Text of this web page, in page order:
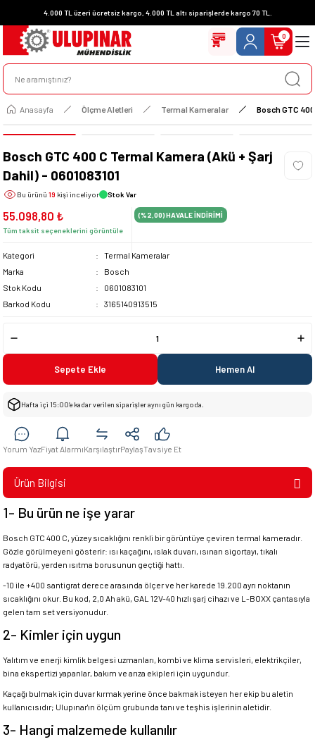
4.000 TL üzeri ücretsiz kargo, 4.000 TL altı siparişlerde kargo 70 TL.
0
Anasayfa Ölçme Aletleri Termal Kameralar Bosch GTC
Bosch GTC 400 C Termal Kamera (Akü + Şarj
Dahil) - 0601083101
Bu ürünü 19 kişi inceliyor Stok Var
55.098,80 ₺
Tüm taksit seçeneklerini görüntüle
(%2,00)HAVALE İNDİRİMİ
Kategori
Termal Kameralar
Marka
Bosch
Stok Kodu
0601083101
Barkod Kodu
3165140913515
Sepete Ekle Hemen Al
Hafta içi 15:00’e kadar verilen siparişler aynı gün kargoda.
Yorum YazFiyat AlarmıKarşılaştırPaylaşTavsiye Et
Ürün Bilgisi
1- Bu ürün ne işe yarar
Bosch GTC 400 C, yüzey sıcaklığını renkli bir görüntüye çeviren termal kameradır.
Gözle görülmeyeni gösterir: ısı kaçağını, ıslak duvarı, ısınan sigortayı, tıkalı
radyatörü, yerden ısıtma borusunun geçtiği hattı.
-10 ile +400 santigrat derece arasında ölçer ve her karede 19.200 ayrı noktanın
sıcaklığını okur. Bu kod, 2,0 Ah akü, GAL 12V-40 hızlı şarj cihazı ve L-BOXX çantasıyla
gelen tam set versiyonudur.
2- Kimler için uygun
Yalıtım ve enerji kimlik belgesi uzmanları, kombi ve klima servisleri, elektrikçiler,
bina ekspertizi yapanlar, bakım ve arıza ekipleri için uygundur.
Kaçağı bulmak için duvar kırmak yerine önce bakmak isteyen her ekip bu aletin
kullanıcısıdır; Ulupınar'ın ölçüm grubunda tanı ve teşhis işlerinin aletidir.
3- Hangi malzemede kullanılır